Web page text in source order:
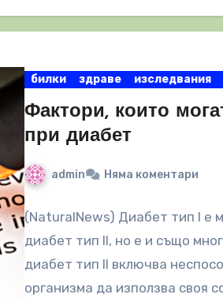
билки здраве изследвания
Фактори, които
при диабет
admin Няма коментари
(NaturalNews) Диабет тип I е
диабет тип II, но е и също
диабет тип II включва
организма да използва своя